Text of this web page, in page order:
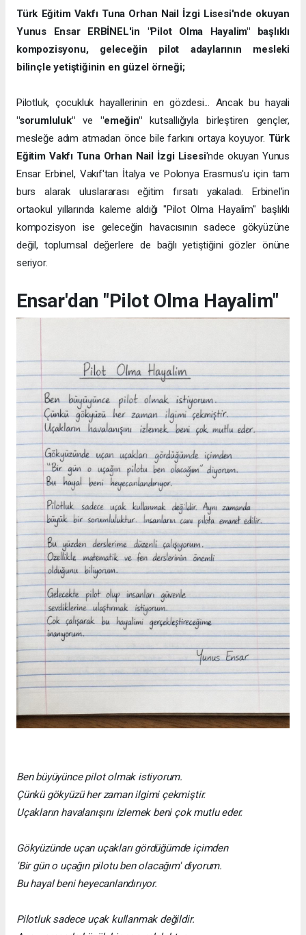
Türk Eğitim Vakfı Tuna Orhan Nail İzgi Lisesi'nde okuyan
Yunus Ensar ERBİNEL'in "Pilot Olma Hayalim" başlıklı
kompozisyonu, geleceğin pilot adaylarının mesleki
bilinçle yetiştiğinin en güzel örneği;
Pilotluk, çocukluk hayallerinin en gözdesi... Ancak bu hayali
"sorumluluk"ve"emeğin"kutsallığıyla birleştiren gençler,
mesleğe adım atmadan önce bile farkını ortaya koyuyor. Türk
Eğitim Vakfı Tuna Orhan Nail İzgi Lisesi'nde okuyan Yunus
Ensar Erbinel, Vakıf'tan İtalya ve Polonya Erasmus'u için tam
burs alarak uluslararası eğitim fırsatı yakaladı. Erbinel'in
ortaokul yıllarında kaleme aldığı "Pilot Olma Hayalim" başlıklı
kompozisyon ise geleceğin havacısının sadece gökyüzüne
değil, toplumsal değerlere de bağlı yetiştiğini gözler önüne
seriyor.
Ensar'dan "Pilot Olma Hayalim"
Ben büyüyünce pilot olmak istiyorum.
Çünkü gökyüzü her zaman ilgimi çekmiştir.
Uçakların havalanışını izlemek beni çok mutlu eder.
Gökyüzünde uçan uçakları gördüğümde içimden
'Bir gün o uçağın pilotu ben olacağım' diyorum.
Bu hayal beni heyecanlandırıyor.
Pilotluk sadece uçak kullanmak değildir.